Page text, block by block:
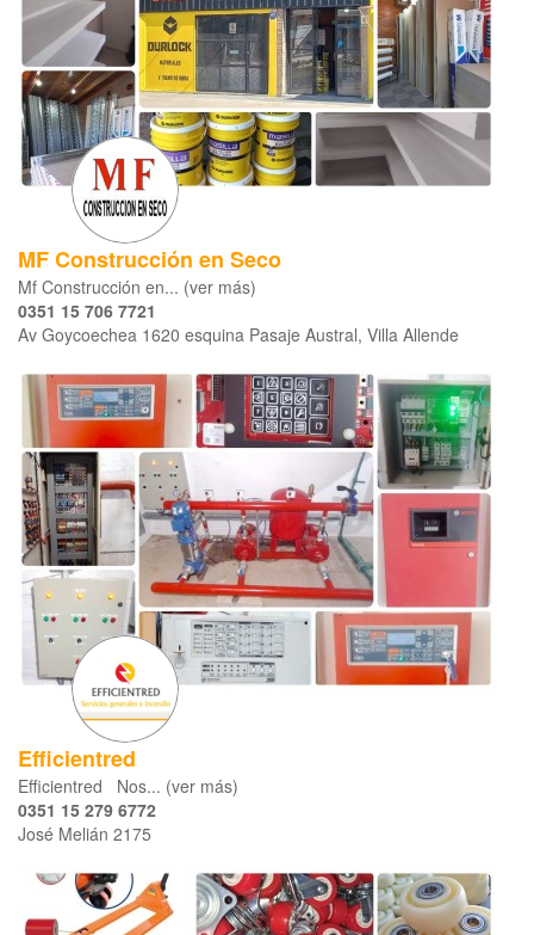
MF Construcción en Seco
Mf Construcción en... (ver más)
0351 15 706 7721
Av Goycoechea 1620 esquina Pasaje Austral, Villa Allende
Efficientred
Efficientred Nos... (ver más)
0351 15 279 6772
José Melián 2175